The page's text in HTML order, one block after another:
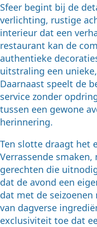
Sfeer begint bij de
verlichting, rustige
interieur dat een
restaurant kan de
authentieke
uitstraling een
Daarnaast speelt de
service zonder
tussen een gewone
herinnering.
Ten slotte draagt het
Verrassende
gerechten die
dat de avond een
dat met de
van dagverse
exclusiviteit toe dat